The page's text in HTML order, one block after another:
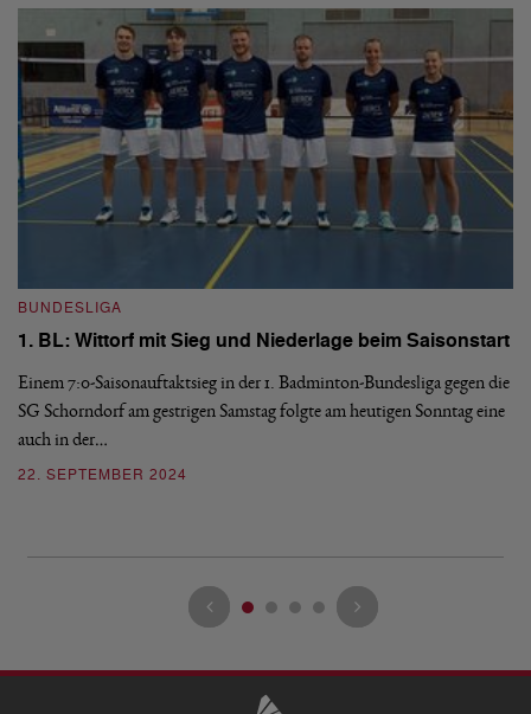
BUNDESLIGA
1. BL: Wittorf mit Sieg und Niederlage beim Saisonstart
Einem 7:0-Saisonauftaktsieg in der 1. Badminton-Bundesliga gegen die
SG Schorndorf am gestrigen Samstag folgte am heutigen Sonntag eine
auch in der…
22. SEPTEMBER 2024